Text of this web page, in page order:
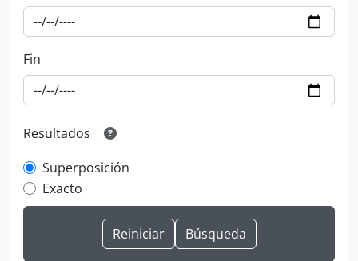
Fin
Resultados
Superposición
Exacto